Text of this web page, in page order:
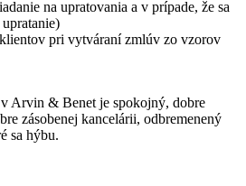
na upratovania a v prípade, že sa
pri vytváraní zmlúv zo vzorov
Arvin & Benet je spokojný, dobre
zásobenej kancelárii, odbremenený
sa hýbu.